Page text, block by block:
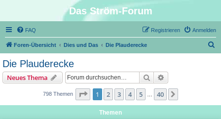
Das Ström-Forum
FAQ Anmelden
Registrieren
Foren-Übersicht Dies und Das Die Plauderecke
Die Plauderecke
Neues Thema Suche
798 Themen Seite 1von 40
1 2 3 4 5 40
Themen